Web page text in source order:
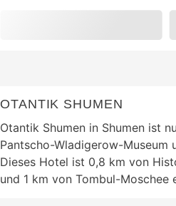
OTANTIK SHUMEN
Otantik Shumen in Shumen ist
Pantscho-Wladigerow-Museum
Dieses Hotel ist 0,8 km von
und 1 km von Tombul-Moschee